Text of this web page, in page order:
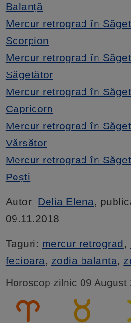
Balanță
Mercur retrograd în
Scorpion
Mercur retrograd în
Săgetător
Mercur retrograd în
Capricorn
Mercur retrograd în
Vărsător
Mercur retrograd în
Pești
Autor: Delia Elena,
09.11.2018
Taguri: mercur retrograd,
fecioara, zodia balanta,
Horoscop zilnic 09 August